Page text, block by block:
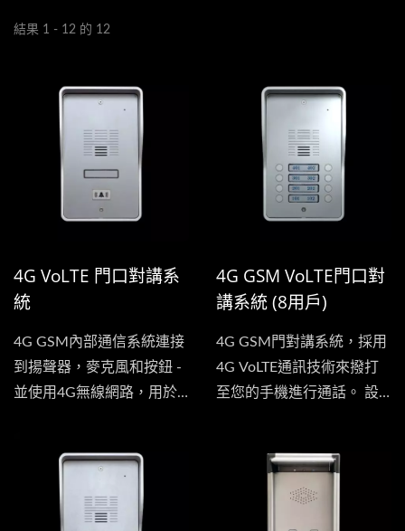
結果 1 - 12 的 12
4G VoLTE 門口對講系
統
4G GSM內部通信系統連接
到揚聲器，麥克風和按鈕 -
並使用4G無線網路，用於
4G GSM VoLTE門口對
講系統 (8用戶)
4G GSM門對講系統，採用
4G VoLTE通訊技術來撥打
至您的手機進行通話。 設